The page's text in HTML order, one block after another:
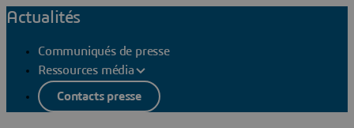
Actualités
Communiqués de presse
Ressources média
Contacts presse